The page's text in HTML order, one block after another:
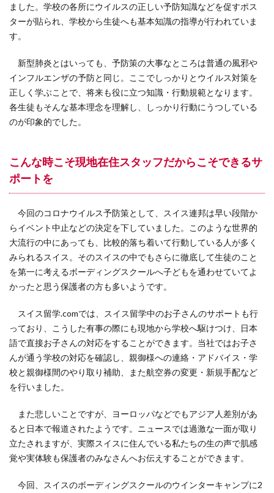
ました。学校の各所にウイルスの正しい予防知識などを促すポス
ターが貼られ、学校から生徒へも基本知識の指導が行われていま
す。
新型肺炎とはいっても、予防策の大事なところは普通の風邪や
インフルエンザの予防と同じ。ここでしっかりとウイルス対策を
正しく学ぶことで、将来も役に立つ知識・行動規範となります。
各生徒もそんな基本理念を理解し、しっかり行動にうつしている
のが印象的でした。
こんな時こそ現地在住スタッフだからこそできるサ
ポートを
今回のコロナウイルス予防策として、スイス連邦は早い段階か
らイベント中止などの決定を下していました。このような世界的
大流行の中にあっても、比較的落ち着いて行動している人が多く
みられるスイス。そのスイスの中でもさらに徹底して生徒のこと
を第一に考えるボーディングスクールへ子どもを通わせていてよ
かったと思う保護者の方も多いようです。
スイス留学.comでは、スイス留学中のお子さんのサポートも行
っており、こうした有事の際にも現地から学校へ駆けつけ、日本
語で直接お子さんの対応をすることができます。当社ではお子さ
んが通う学校の対応を確認し、親御様への連絡・アドバイス・学
校と親御様間のやり取り補助、また航空券の変更・新規手配など
を行いました。
また悲しいことですが、ヨーロッパなどでもアジア人差別があ
ると日本で報道されたようです。ニュースでは過激な一面が取り
立たされますが、実際スイスに住んでいる私たちの生の声で肌感
覚や実体験も保護者のみなさんへお伝えすることができます。
今回、スイスのボーディングスクールのウインターキャンプに2